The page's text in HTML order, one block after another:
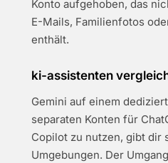
Konto aufgehoben, das
E-Mails, Familienfotos
enthält.
ki-assistenten
Gemini auf einem
separaten Konten für
Copilot zu nutzen, gibt dir
Umgebungen. Der